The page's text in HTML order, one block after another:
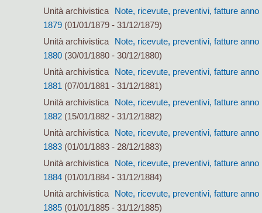
Unità archivistica
Note, ricevute, preventivi, fatture anno
1879 (01/01/1879 - 31/12/1879)
Unità archivistica
Note, ricevute, preventivi, fatture anno
1880 (30/01/1880 - 30/12/1880)
Unità archivistica
Note, ricevute, preventivi, fatture anno
1881 (07/01/1881 - 31/12/1881)
Unità archivistica
Note, ricevute, preventivi, fatture anno
1882 (15/01/1882 - 31/12/1882)
Unità archivistica
Note, ricevute, preventivi, fatture anno
1883 (01/01/1883 - 28/12/1883)
Unità archivistica
Note, ricevute, preventivi, fatture anno
1884 (01/01/1884 - 31/12/1884)
Unità archivistica
Note, ricevute, preventivi, fatture anno
1885 (01/01/1885 - 31/12/1885)